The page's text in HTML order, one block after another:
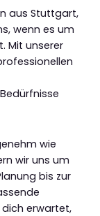
aus Stuttgart,
wenn es um
Mit unserer
wie
wir uns um
bis zur
erwartet,